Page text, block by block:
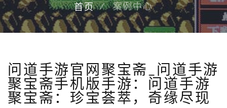
首页 案例中心
问道手游官网聚宝斋_问道手游
聚宝斋手机版手游：问道手游
聚宝斋：珍宝荟萃，奇缘尽现